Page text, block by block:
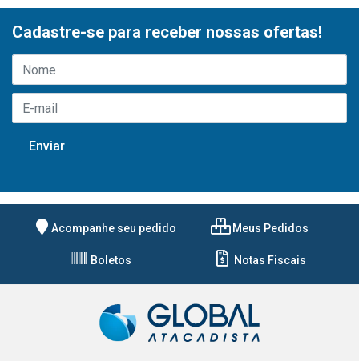
Cadastre-se para receber nossas ofertas!
Acompanhe seu pedido Meus Pedidos
Boletos Notas Fiscais